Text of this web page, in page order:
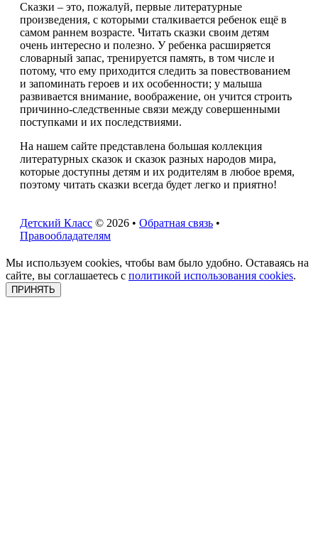
Сказки – это, пожалуй, первые литературные
произведения, с которыми сталкивается ребенок ещё в
самом раннем возрасте. Читать сказки своим детям
очень интересно и полезно. У ребенка расширяется
словарный запас, тренируется память, в том числе и
потому, что ему приходится следить за повествованием
и запоминать героев и их особенности; у малыша
развивается внимание, воображение, он учится строить
причинно-следственные связи между совершенными
поступками и их последствиями.
На нашем сайте представлена большая коллекция
литературных сказок и сказок разных народов мира,
которые доступны детям и их родителям в любое время,
поэтому читать сказки всегда будет легко и приятно!
Детский Класс © 2026 • Обратная связь •
Правообладателям
Мы используем cookies, чтобы вам было удобно. Оставаясь на
сайте, вы соглашаетесь с политикой использования cookies.
ПРИНЯТЬ